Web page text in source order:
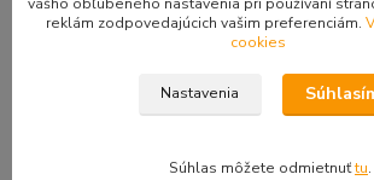
Tovar zaradený v kategóriách
Doplnky mini-nakladače TUR 520
reklám zodpovedajúcich vašim preferenciám.
cookies
Nastavenia
Súhlas môžete odmietnuťtu.